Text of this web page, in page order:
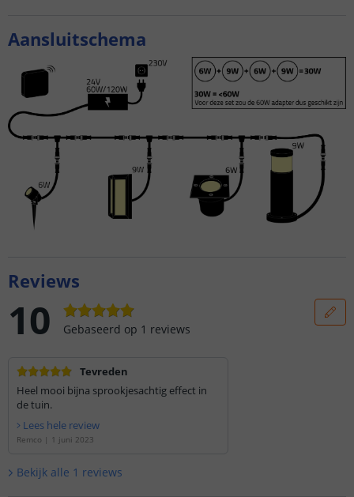
Aansluitschema
Reviews
10 Gebaseerd op 1 reviews
Tevreden
Heel mooi bijna sprookjesachtig effect in
de tuin.
Lees hele review
Remco | 1 juni 2023
Bekijk alle 1 reviews